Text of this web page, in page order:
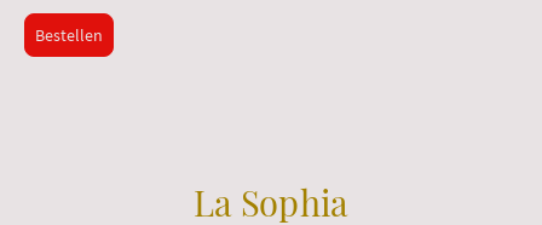
Bestellen
La Sophia